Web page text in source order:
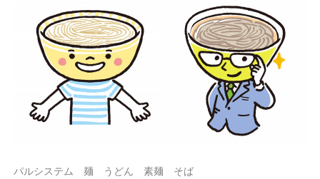
パルシステム 麺 うどん 素麺 そば